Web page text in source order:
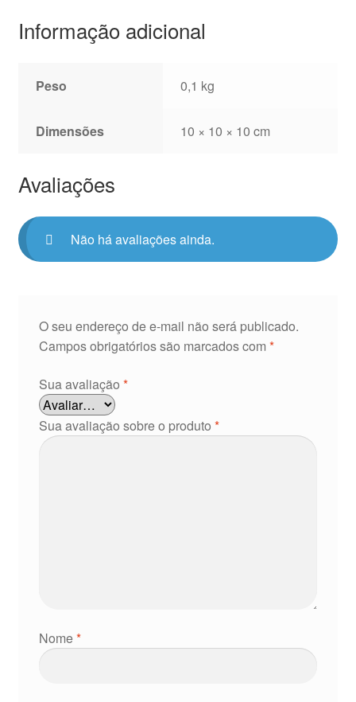
Informação adicional
Peso 0,1 kg
Dimensões 10 × 10 × 10 cm
Avaliações
Não há avaliações ainda.
O seu endereço de e-mail não será publicado.
Campos obrigatórios são marcados com *
Sua avaliação *
Sua avaliação sobre o produto *
Nome*